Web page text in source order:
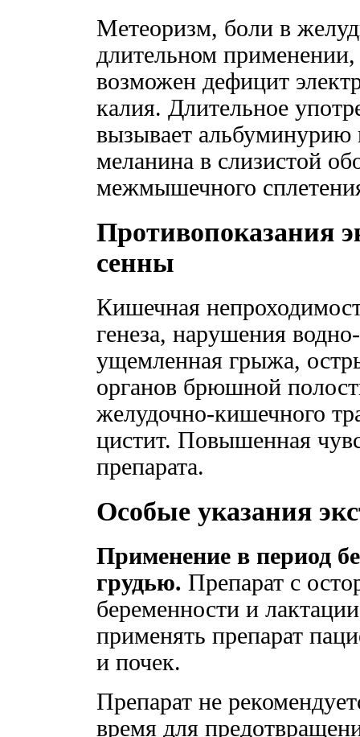
Метеоризм, боли в
длительном
возможен дефицит
калия. Длительное
вызывает альбуминурию
меланина в слизистой
межмышечного
Противопоказания
сенны
Кишечная
генеза, нарушения
ущемленная грыжа,
органов брюшной
желудочно-кишечного
цистит. Повышенная
препарата.
Особые указания
Применение в период
грудью. Препарат с
беременности и
применять препарат
и почек.
Препарат не
время для